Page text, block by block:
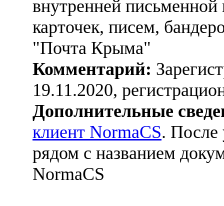
внутренней
карточек, писем,
"Почта Крыма"
Комментарий:
19.11.2020,
Дополнительные
клиент NormaCS. После
рядом с названием
NormaCS